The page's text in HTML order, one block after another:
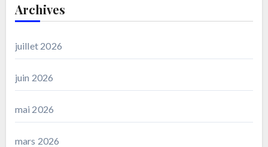
Archives
juillet 2026
juin 2026
mai 2026
mars 2026